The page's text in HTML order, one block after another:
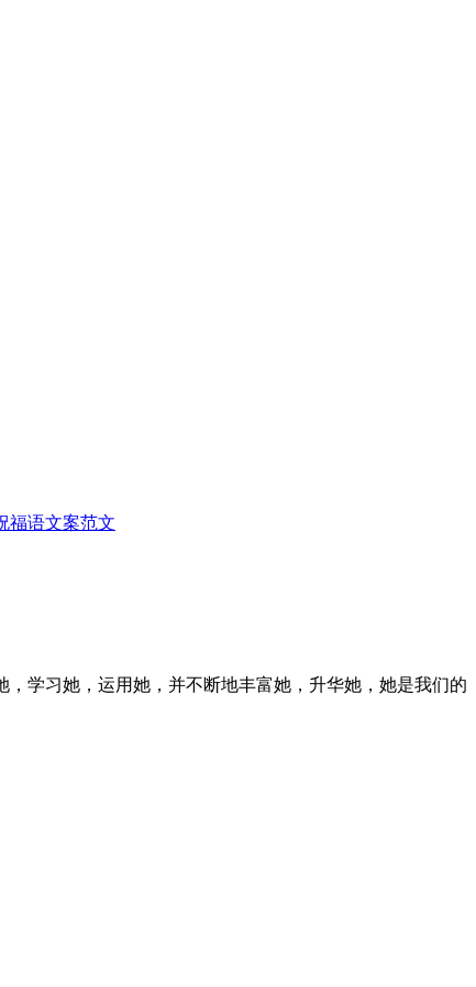
福语文案范文
学习她，运用她，并不断地丰富她，升华她，她是我们的